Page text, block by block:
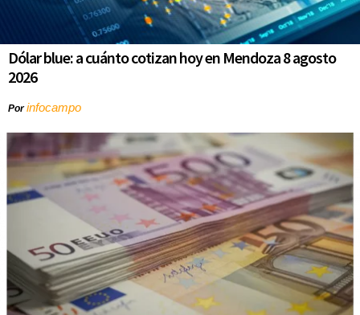
Dólar blue: a cuánto cotizan hoy en Mendoza 8 agosto
2026
Porinfocampo